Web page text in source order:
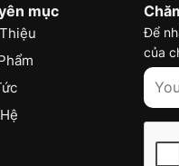
mục
Để
của